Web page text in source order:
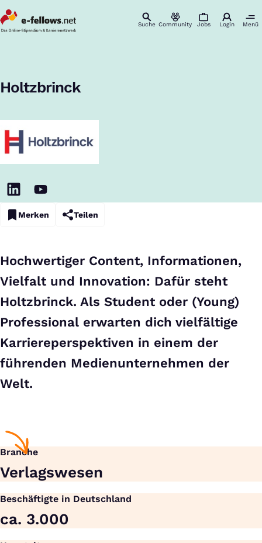
Suche Community Jobs Login Menü
Holtzbrinck
Merken Teilen
Hochwertiger Content, Informationen,
Vielfalt und Innovation: Dafür steht
Holtzbrinck. Als Student oder (Young)
Professional erwarten dich vielfältige
Karriereperspektiven in einem der
führenden Medienunternehmen der
Welt.
Branche
Verlagswesen
Beschäftigte in Deutschland
ca. 3.000